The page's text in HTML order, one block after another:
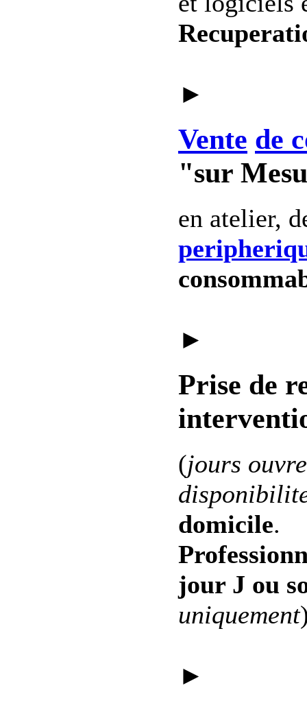
►
Vente de
"sur
en atelier,
►
Prise de
(jours
domicile.
jour J ou
uniquement
►